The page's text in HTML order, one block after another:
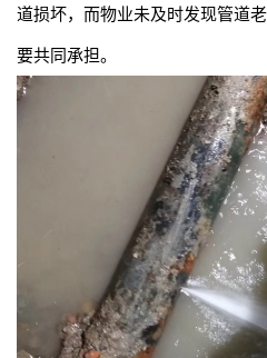
道损坏，而物业未及时发现管道
要共同承担。